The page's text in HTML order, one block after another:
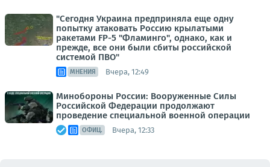
"Сегодня Украина предприняла еще одну
попытку атаковать Россию крылатыми
ракетами FP-5 "Фламинго", однако, как и
прежде, все они были сбиты российской
системой ПВО"
МНЕНИЯ Вчера, 12:49
Минобороны России: Вооруженные Силы
Российской Федерации продолжают
проведение специальной военной операции
ОФИЦ. Вчера, 12:33